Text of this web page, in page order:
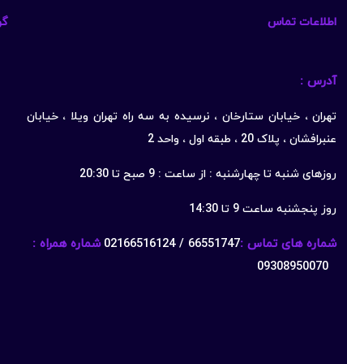
اطلاعات تماس
آدرس :
تهران ، خیابان ستارخان ، نرسیده به سه راه تهران ویلا ، خیابان
عنبرافشان ، پلاک 20 ، طبقه اول ، واحد 2
روزهای شنبه تا چهارشنبه : از ساعت : 9 صبح تا 20:30
روز پنجشنبه ساعت 9 تا 14:30
شماره های تماس :66551747 / 02166516124
شماره همراه :
09308950070